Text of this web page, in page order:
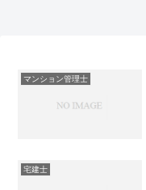
マンション管理士
宅建士